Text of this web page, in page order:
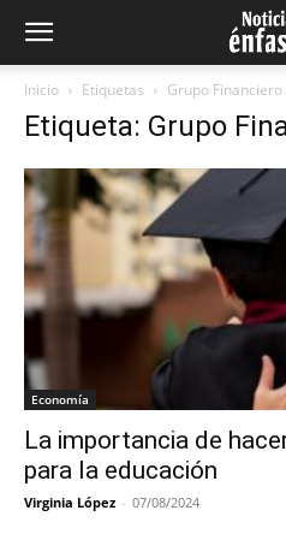
Inicio Etiquetas Grupo
Etiqueta: Grupo
Economía
La importancia de
para la educación
Virginia López - 07/08/2024